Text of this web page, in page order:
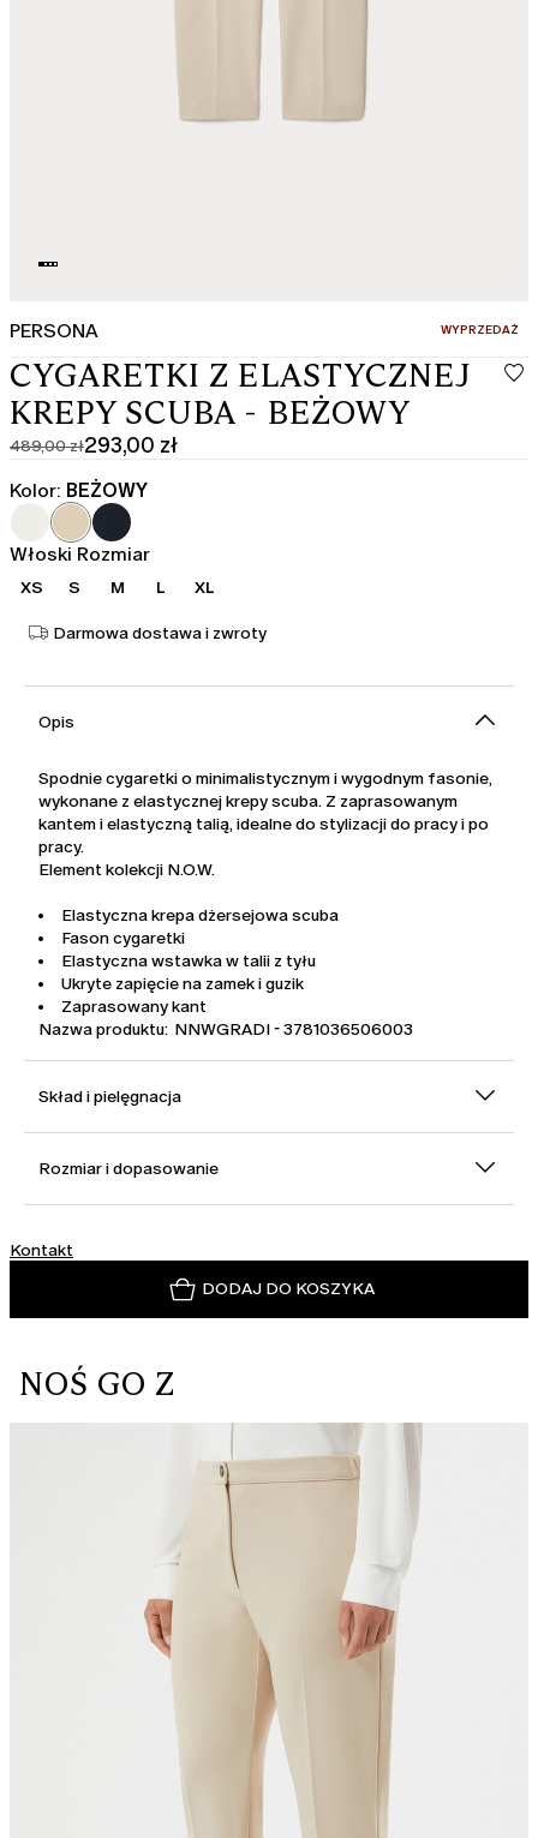
PERSONA :WYPRZEDAŻ
CYGARETKI Z ELASTYCZNEJ
KREPY SCUBA - BEŻOWY
489,00 zł
Cena
pierwotna
489,00
zł
293,00 zł
Aktualna
cena
293,00
zł
Kolor: BEŻOWY
Włoski Rozmiar
XS S M L XL
Darmowa dostawa i zwroty
Opis
Spodnie cygaretki o minimalistycznym i wygodnym fasonie,
wykonane z elastycznej krepy scuba. Z zaprasowanym
kantem i elastyczną talią, idealne do stylizacji do pracy i po
pracy.
Element kolekcji N.O.W.
Elastyczna krepa dżersejowa scuba
Fason cygaretki
Elastyczna wstawka w talii z tyłu
Ukryte zapięcie na zamek i guzik
Zaprasowany kant
Nazwa produktu: NNWGRADI - 3781036506003
Skład i pielęgnacja
Rozmiar i dopasowanie
Kontakt
DODAJ DO KOSZYKA
NOŚ GO Z